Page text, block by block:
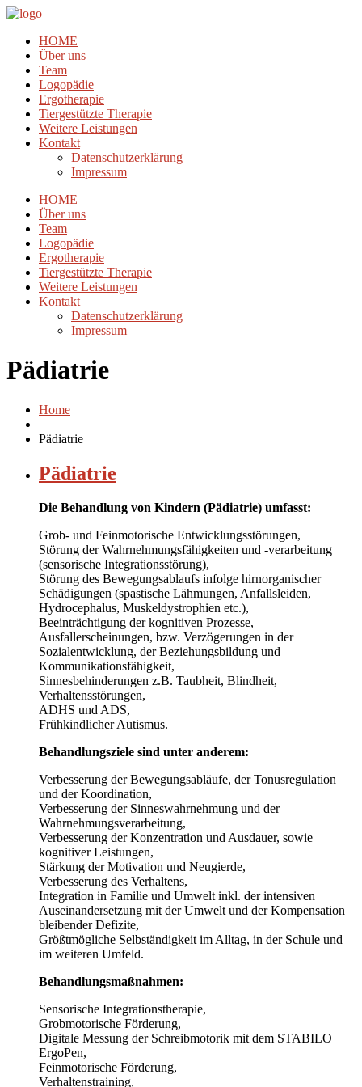
HOME
Über uns
Team
Logopädie
Ergotherapie
Tiergestützte Therapie
Weitere Leistungen
Kontakt
Datenschutzerklärung
Impressum
HOME
Über uns
Team
Logopädie
Ergotherapie
Tiergestützte Therapie
Weitere Leistungen
Kontakt
Datenschutzerklärung
Impressum
Pädiatrie
Home
Pädiatrie
Pädiatrie
Die Behandlung von Kindern (Pädiatrie) umfasst:
Grob- und Feinmotorische Entwicklungsstörungen,
Störung der Wahrnehmungsfähigkeiten und -verarbeitung
(sensorische Integrationsstörung),
Störung des Bewegungsablaufs infolge hirnorganischer
Schädigungen (spastische Lähmungen, Anfallsleiden,
Hydrocephalus, Muskeldystrophien etc.),
Beeinträchtigung der kognitiven Prozesse,
Ausfallerscheinungen, bzw. Verzögerungen in der
Sozialentwicklung, der Beziehungsbildung und
Kommunikationsfähigkeit,
Sinnesbehinderungen z.B. Taubheit, Blindheit,
Verhaltensstörungen,
ADHS und ADS,
Frühkindlicher Autismus.
Behandlungsziele sind unter anderem:
Verbesserung der Bewegungsabläufe, der Tonusregulation
und der Koordination,
Verbesserung der Sinneswahrnehmung und der
Wahrnehmungsverarbeitung,
Verbesserung der Konzentration und Ausdauer, sowie
kognitiver Leistungen,
Stärkung der Motivation und Neugierde,
Verbesserung des Verhaltens,
Integration in Familie und Umwelt inkl. der intensiven
Auseinandersetzung mit der Umwelt und der Kompensation
bleibender Defizite,
Größtmögliche Selbständigkeit im Alltag, in der Schule und
im weiteren Umfeld.
Behandlungsmaßnahmen:
Sensorische Integrationstherapie,
Grobmotorische Förderung,
Digitale Messung der Schreibmotorik mit dem STABILO
ErgoPen,
Feinmotorische Förderung,
Verhaltenstraining,